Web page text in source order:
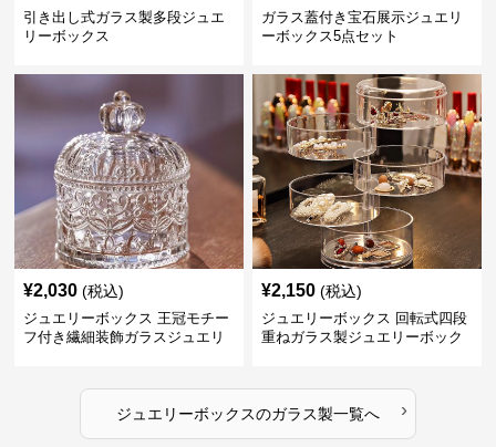
引き出し式ガラス製多段ジュエ
リーボックス
ガラス蓋付き宝石展示ジュエリ
ーボックス5点セット
¥2,030 (税込)
ジュエリーボックス 王冠モチー
フ付き繊細装飾ガラスジュエリ
¥2,150 (税込)
ジュエリーボックス 回転式四段
重ねガラス製ジュエリーボック
ジュエリーボックスのガラス製一覧へ ›